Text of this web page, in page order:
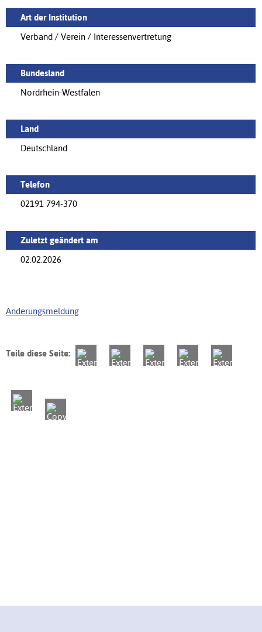
Art der Institution
Verband / Verein / Interessenvertretung
Bundesland
Nordrhein-Westfalen
Land
Deutschland
Telefon
02191 794-370
Zuletzt geändert am
02.02.2026
Änderungsmeldung
Teile diese Seite: